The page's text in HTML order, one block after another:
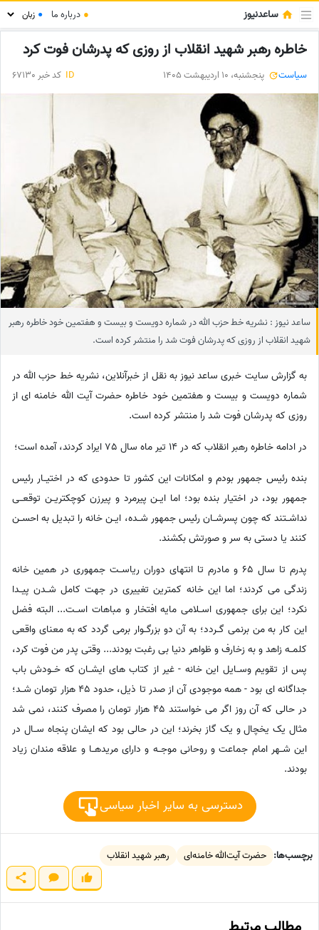
ساعدنیوز ● درباره ما ●
خاطره رهبر شهید انقلاب از روزی که پدرشان فوت کرد
سیاست پنجشنبه، 10 اردیبهشت 1405 ID کد خبر 67130
ساعد نیوز : نشریه خط حزب الله در شماره دویست و بیست و هفتمین خود خاطره رهبر
شهید انقلاب از روزی که پدرشان فوت شد را منتشر کرده است.
به گزارش سایت خبری ساعد نیوز به نقل از خبرآنلاین، نشریه خط حزب الله در
شماره دویست و بیست و هفتمین خود خاطره حضرت آیت الله خامنه ای از
روزی که پدرشان فوت شد را منتشر کرده است.
در ادامه خاطره رهبر انقلاب که در 14 تیر ماه سال 75 ایراد کردند، آمده است؛
بنده رئیس جمهور بودم و امکانات این کشور تا حدودی که در اختیــار رئیس
جمهور بود، در اختیار بنده بود؛ اما ایــن پیرمرد و پیرزن کوچکتریــن توقعــی
نداشــتند که چون پسرشــان رئیس جمهور شــده، ایــن خانه را تبدیل به احســن
کنند یا دستی به سر و صورتش بکشند.
پدرم تا سال 65 و مادرم تا انتهای دوران ریاســت جمهوری در همین خانه
زندگی می کردند؛ اما این خانه کمترین تغییری در جهت کامل شــدن پیــدا
نکرد؛ این برای جمهوری اســلامی مایه افتخار و مباهات اســت... البته فضل
این کار به من برنمی گــردد؛ به آن دو بزرگــوار برمی گردد که به معنای واقعی
کلمــه زاهد و به زخارف و ظواهر دنیا بی رغبت بودند... وقتی پدر من فوت کرد،
پس از تقویم وســایل این خانه - غیر از کتاب های ایشــان که خــودش باب
جداگانه ای بود - همه موجودی آن از صدر تا ذیل، حدود 45 هزار تومان شــد؛
در حالی که آن روز اگر می خواستند 45 هزار تومان را مصرف کنند، نمی شد
مثال یک یخچال و یک گاز بخرند؛ این در حالی بود که ایشان پنجاه ســال در
این شــهر امام جماعت و روحانی موجــه و دارای مریدهــا و علاقه مندان زیاد
بودند.
دسترسی به سایر اخبار سیاسی
برچسب‌ها: حضرت آیت‌الله خامنه‌ای رهبر شهید انقلاب